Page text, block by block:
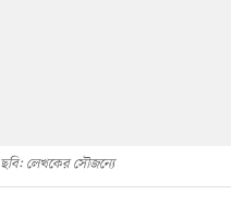
ছবি: লেখকের সৌজন্যে